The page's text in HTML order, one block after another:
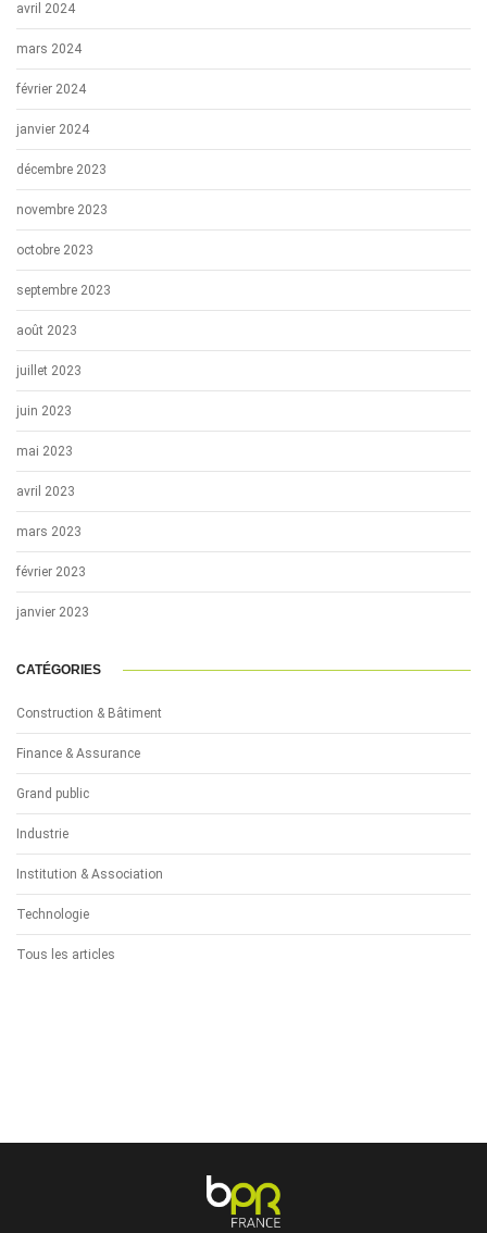
avril 2024
mars 2024
février 2024
janvier 2024
décembre 2023
novembre 2023
octobre 2023
septembre 2023
août 2023
juillet 2023
juin 2023
mai 2023
avril 2023
mars 2023
février 2023
janvier 2023
CATÉGORIES
Construction & Bâtiment
Finance & Assurance
Grand public
Industrie
Institution & Association
Technologie
Tous les articles